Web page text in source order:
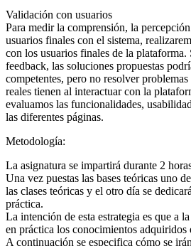
Validación con usuarios
Para medir la comprensión, la
usuarios finales con el sistema,
con los usuarios finales de la
feedback, las soluciones propuestas
competentes, pero no resolver
reales tienen al interactuar con la
evaluamos las funcionalidades,
las diferentes páginas.
Metodología:
La asignatura se impartirá durante 2
Una vez puestas las bases teóricas uno
las clases teóricas y el otro día se
práctica.
La intención de esta estrategia es que a
en práctica los conocimientos adquiridos
A continuación se especifica cómo se